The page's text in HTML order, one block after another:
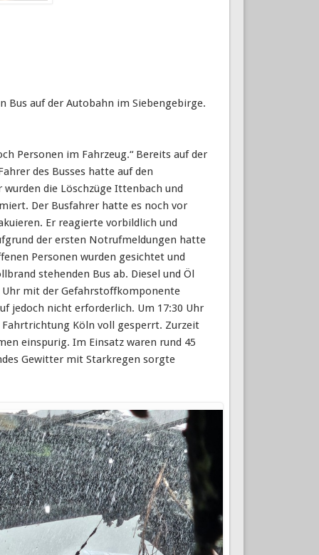
Bus auf der Autobahn im Siebengebirge.
Personen im Fahrzeug.“ Bereits auf der
des Busses hatte auf den
die Löschzüge Ittenbach und
Der Busfahrer hatte es noch vor
Er reagierte vorbildlich und
der ersten Notrufmeldungen hatte
Personen wurden gesichtet und
stehenden Bus ab. Diesel und Öl
Uhr mit der Gefahrstoffkomponente
jedoch nicht erforderlich. Um 17:30 Uhr
Fahrtrichtung Köln voll gesperrt. Zurzeit
einspurig. Im Einsatz waren rund 45
Gewitter mit Starkregen sorgte